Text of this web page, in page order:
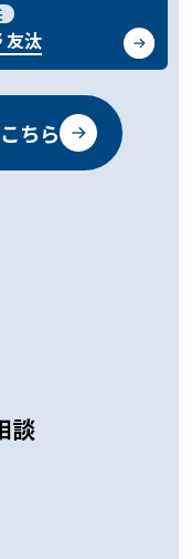
ちら
友汰
談